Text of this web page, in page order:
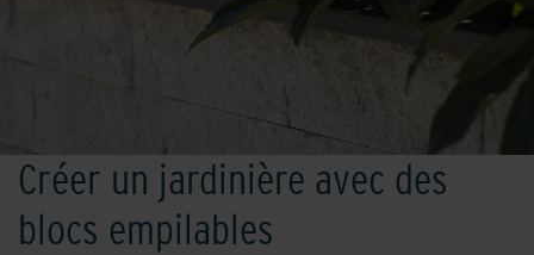
Créer un jardinière avec des
blocs empilables